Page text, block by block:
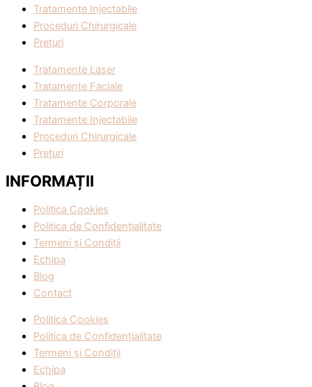
Tratamente Injectabile
Proceduri Chirurgicale
Prețuri
Tratamente Laser
Tratamente Faciale
Tratamente Corporale
Tratamente Injectabile
Proceduri Chirurgicale
Prețuri
INFORMAȚII
Politica Cookies
Politica de Confidențialitate
Termeni și Condiții
Echipa
Blog
Contact
Politica Cookies
Politica de Confidențialitate
Termeni și Condiții
Echipa